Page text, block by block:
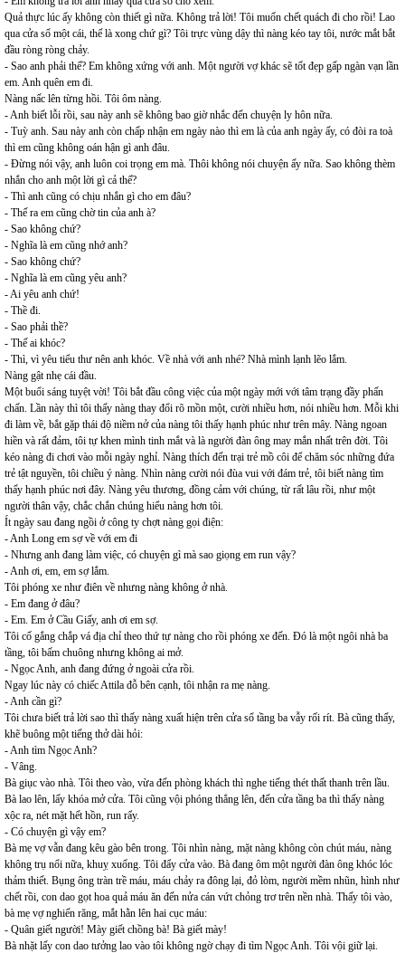
Quả thực lúc ấy không còn thiết gì nữa. Không trả lời! Tôi muốn chết quách đi cho rồi! Lao
qua cửa sổ một cái, thế là xong chứ gì? Tôi trực vùng dậy thì nàng kéo tay tôi, nước mắt bắt
đầu ròng ròng chảy.
- Sao anh phải thế? Em không xứng với anh. Một người vợ khác sẽ tốt đẹp gấp ngàn vạn lần
em. Anh quên em đi.
Nàng nấc lên từng hồi. Tôi ôm nàng.
- Anh biết lỗi rồi, sau này anh sẽ không bao giờ nhắc đến chuyện ly hôn nữa.
- Tuỳ anh. Sau này anh còn chấp nhận em ngày nào thì em là của anh ngày ấy, có đòi ra toà
thì em cũng không oán hận gì anh đâu.
- Đừng nói vậy, anh luôn coi trọng em mà. Thôi không nói chuyện ấy nữa. Sao không thèm
nhắn cho anh một lời gì cả thế?
- Thì anh cũng có chịu nhắn gì cho em đâu?
- Thế ra em cũng chờ tin của anh à?
- Sao không chứ?
- Nghĩa là em cũng nhớ anh?
- Sao không chứ?
- Nghĩa là em cũng yêu anh?
- Ai yêu anh chứ!
- Thề đi.
- Sao phải thề?
- Thế ai khóc?
- Thì, vì yêu tiểu thư nên anh khóc. Về nhà với anh nhé? Nhà mình lạnh lẽo lắm.
Nàng gật nhẹ cái đầu.
Một buổi sáng tuyệt vời! Tôi bắt đầu công việc của một ngày mới với tâm trạng đầy phấn
chấn. Lần này thì tôi thấy nàng thay đổi rõ mồn một, cười nhiều hơn, nói nhiều hơn. Mỗi khi
đi làm về, bắt gặp thái độ niềm nở của nàng tôi thấy hạnh phúc như trên mây. Nàng ngoan
hiền và rất đảm, tôi tự khen mình tinh mắt và là người đàn ông may mắn nhất trên đời. Tôi
kéo nàng đi chơi vào mỗi ngày nghỉ. Nàng thích đến trại trẻ mồ côi để chăm sóc những đứa
trẻ tật nguyền, tôi chiều ý nàng. Nhìn nàng cười nói đùa vui với đám trẻ, tôi biết nàng tìm
thấy hạnh phúc nơi đây. Nàng yêu thương, đồng cảm với chúng, từ rất lâu rồi, như một
người thân vậy, chắc chắn chúng hiểu nàng hơn tôi.
Ít ngày sau đang ngồi ở công ty chợt nàng gọi điện:
- Anh Long em sợ về với em đi
- Nhưng anh đang làm việc, có chuyện gì mà sao giọng em run vậy?
- Anh ơi, em, em sợ lắm.
Tôi phóng xe như điên về nhưng nàng không ở nhà.
- Em đang ở đâu?
- Em. Em ở Cầu Giấy, anh ơi em sợ.
Tôi cố gắng chắp vá địa chỉ theo thứ tự nàng cho rồi phóng xe đến. Đó là một ngôi nhà ba
tầng, tôi bấm chuông nhưng không ai mở.
- Ngọc Anh, anh đang đứng ở ngoài cửa rồi.
Ngay lúc này có chiếc Attila đỗ bên cạnh, tôi nhận ra mẹ nàng.
- Anh cần gì?
Tôi chưa biết trả lời sao thì thấy nàng xuất hiện trên cửa sổ tầng ba vẫy rối rít. Bà cũng thấy,
khẽ buông một tiếng thở dài hỏi:
- Anh tìm Ngọc Anh?
- Vâng.
Bà giục vào nhà. Tôi theo vào, vừa đến phòng khách thì nghe tiếng thét thất thanh trên lầu.
Bà lao lên, lấy khóa mở cửa. Tôi cũng vội phóng thẳng lên, đến cửa tầng ba thì thấy nàng
xộc ra, nét mặt hết hồn, run rẩy.
- Có chuyện gì vậy em?
Bà mẹ vợ vẫn đang kêu gào bên trong. Tôi nhìn nàng, mặt nàng không còn chút máu, nàng
không trụ nổi nữa, khuỵ xuống. Tôi đẩy cửa vào. Bà đang ôm một người đàn ông khóc lóc
thảm thiết. Bụng ông tràn trề máu, máu chảy ra đông lại, đỏ lòm, người mềm nhũn, hình như
chết rồi, con dao gọt hoa quả máu ăn đến nửa cán vứt chỏng trơ trên nền nhà. Thấy tôi vào,
bà mẹ vợ nghiến răng, mắt hằn lên hai cục máu:
- Quân giết người! Mày giết chồng bà! Bà giết mày!
Bà nhặt lấy con dao tưởng lao vào tôi không ngờ chạy đi tìm Ngọc Anh. Tôi vội giữ lại.